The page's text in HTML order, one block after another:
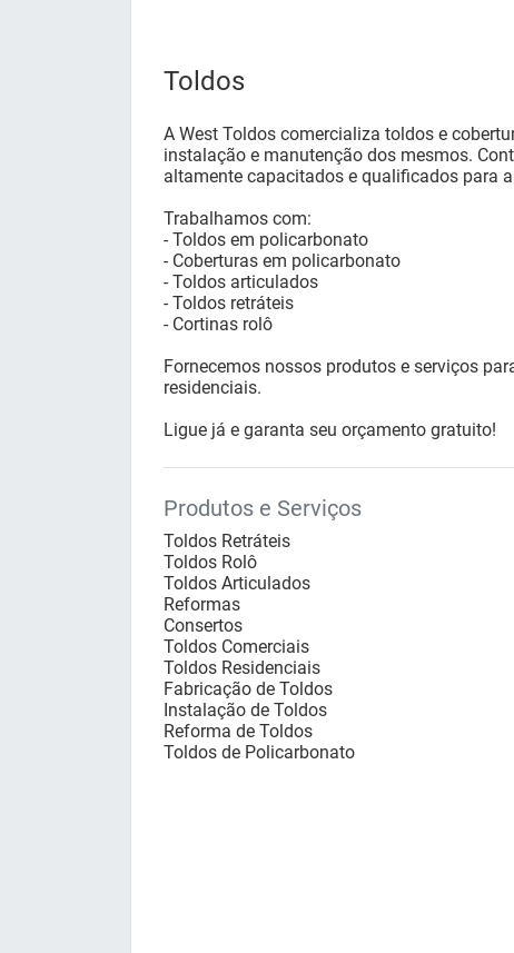
Toldos
A West Toldos comercializa toldos e
instalação e manutenção dos mesmos.
altamente capacitados e qualificados para
Trabalhamos com:
- Toldos em policarbonato
- Coberturas em policarbonato
- Toldos articulados
- Toldos retráteis
- Cortinas rolô
Fornecemos nossos produtos e serviços
residenciais.
Ligue já e garanta seu orçamento gratuito!
Produtos e Serviços
Toldos Retráteis
Toldos Rolô
Toldos Articulados
Reformas
Consertos
Toldos Comerciais
Toldos Residenciais
Fabricação de Toldos
Instalação de Toldos
Reforma de Toldos
Toldos de Policarbonato